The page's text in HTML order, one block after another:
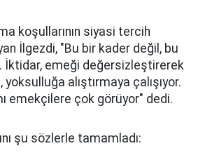
koşullarının siyasi tercih
İlgezdi, "Bu bir kader değil, bu
İktidar, emeği değersizleştirerek
alıştırmaya çalışıyor.
emekçilere çok görüyor" dedi.
şu sözlerle tamamladı: